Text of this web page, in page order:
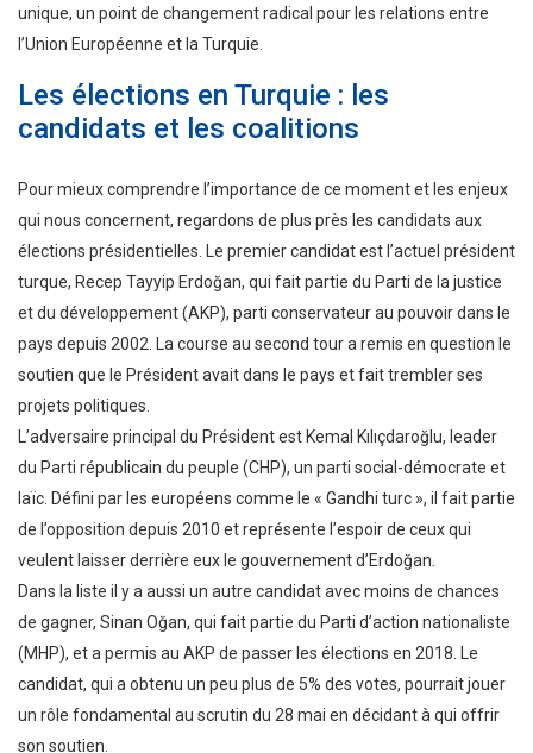
unique, un point de changement radical pour les relations entre
l’Union Européenne et la Turquie.
Les élections en Turquie : les
candidats et les coalitions
Pour mieux comprendre l’importance de ce moment et les enjeux
qui nous concernent, regardons de plus près les candidats aux
élections présidentielles. Le premier candidat est l’actuel président
turque, Recep Tayyip Erdoğan, qui fait partie du Parti de la justice
et du développement (AKP), parti conservateur au pouvoir dans le
pays depuis 2002. La course au second tour a remis en question le
soutien que le Président avait dans le pays et fait trembler ses
projets politiques.
L’adversaire principal du Président est Kemal Kılıçdaroğlu, leader
du Parti républicain du peuple (CHP), un parti social-démocrate et
laïc. Défini par les européens comme le « Gandhi turc », il fait partie
de l’opposition depuis 2010 et représente l’espoir de ceux qui
veulent laisser derrière eux le gouvernement d’Erdoğan.
Dans la liste il y a aussi un autre candidat avec moins de chances
de gagner, Sinan Oğan, qui fait partie du Parti d’action nationaliste
(MHP), et a permis au AKP de passer les élections en 2018. Le
candidat, qui a obtenu un peu plus de 5% des votes, pourrait jouer
un rôle fondamental au scrutin du 28 mai en décidant à qui offrir
son soutien.